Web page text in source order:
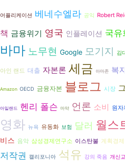
어플리케이션 베네수엘라 공익 Robert
책 금융위기 영국 인플레이션 국유
바마 노무현 Google 모기지 김
아인 랜드 대출 자본론 세금 아마존 복
Amazon OECD 금융자본 블로그 시장
아일랜드 헨리 폴슨 마약 언론 소비 원자
영화 뉴욕 유동화 보험 달러 월스
비스 음악 삼성경제연구소 이스탄불 계획경제
저작권 캘리포니아 석유 강의 죽음 개신교